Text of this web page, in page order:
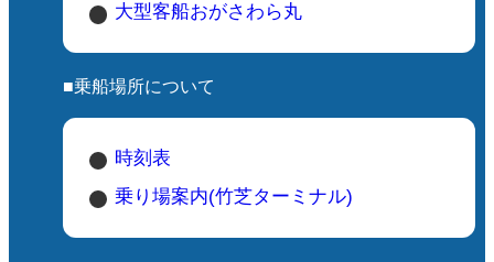
大型客船おがさわら丸
■乗船場所について
時刻表
乗り場案内(竹芝ターミナル)